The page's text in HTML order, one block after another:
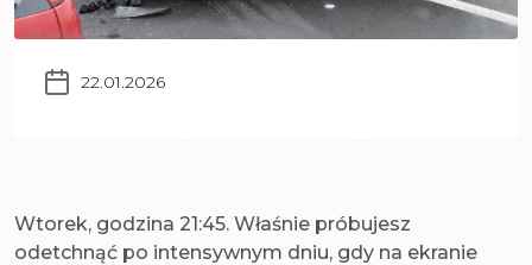
22.01.2026
Wtorek, godzina 21:45. Właśnie próbujesz
odetchnąć po intensywnym dniu, gdy na ekranie